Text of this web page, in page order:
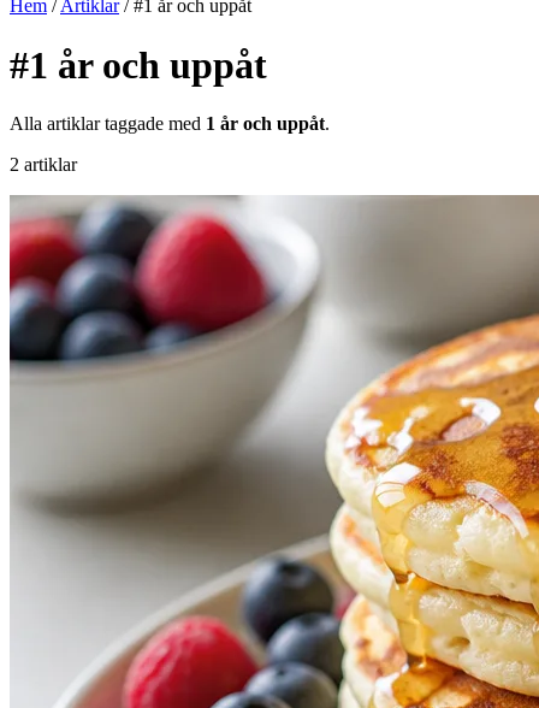
Hem / Artiklar / #1 år och uppåt
#1 år och uppåt
Alla artiklar taggade med 1 år och uppåt.
2 artiklar